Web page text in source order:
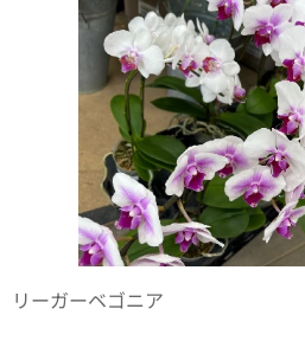
リーガーベゴニア